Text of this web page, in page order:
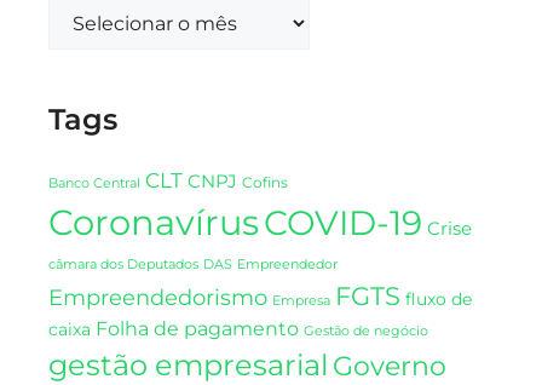
Tags
Banco Central CLT CNPJ Cofins
CoronavírusCOVID-19 Crise
câmara dos Deputados DAS Empreendedor
Empreendedorismo Empresa FGTS fluxo de
caixa Folha de pagamento Gestão de negócio
gestão empresarial Governo